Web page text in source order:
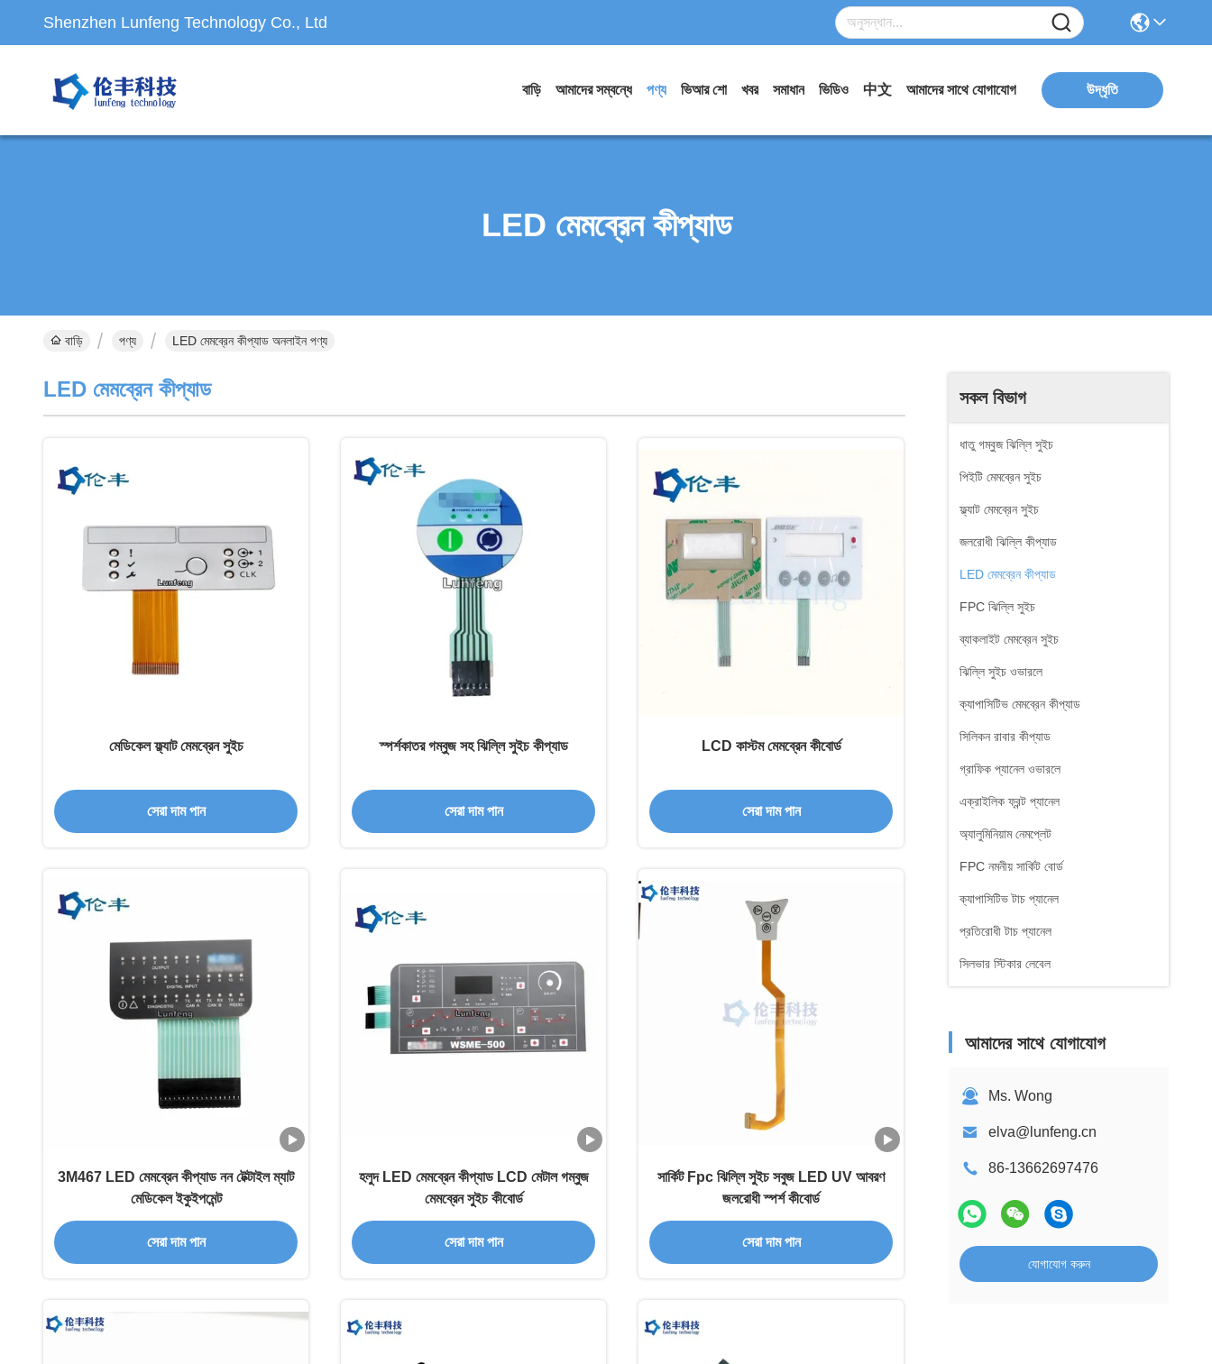
Shenzhen Lunfeng Technology Co., Ltd
বাড়ি আমাদের সম্বন্ধে পণ্য ভিআর শো খবর সমাধান ভিডিও 中文 আমাদের সাথে যোগাযোগ উদ্ধৃতি
LED মেমব্রেন কীপ্যাড
বাড়ি পণ্য LED মেমব্রেন কীপ্যাড অনলাইন পণ্য
সকল বিভাগ
ধাতু গম্বুজ ঝিল্লি সুইচ
পিইটি মেমব্রেন সুইচ
ফ্ল্যাট মেমব্রেন সুইচ
জলরোধী ঝিল্লি কীপ্যাড
LED মেমব্রেন কীপ্যাড
FPC ঝিল্লি সুইচ
ব্যাকলাইট মেমব্রেন সুইচ
ঝিল্লি সুইচ ওভারলে
ক্যাপাসিটিভ মেমব্রেন কীপ্যাড
সিলিকন রাবার কীপ্যাড
গ্রাফিক প্যানেল ওভারলে
এক্রাইলিক ফ্রন্ট প্যানেল
অ্যালুমিনিয়াম নেমপ্লেট
FPC নমনীয় সার্কিট বোর্ড
ক্যাপাসিটিভ টাচ প্যানেল
প্রতিরোধী টাচ প্যানেল
সিলভার স্টিকার লেবেল
আমাদের সাথে যোগাযোগ
Ms. Wong
elva@lunfeng.cn
86-13662697476
যোগাযোগ করুন
LED মেমব্রেন কীপ্যাড
মেডিকেল ফ্ল্যাট মেমব্রেন সুইচ
সেরা দাম পান
স্পর্শকাতর গম্বুজ সহ ঝিল্লি সুইচ কীপ্যাড
সেরা দাম পান
LCD কাস্টম মেমব্রেন কীবোর্ড
সেরা দাম পান
3M467 LED মেমব্রেন কীপ্যাড নন টেক্টাইল ম্যাট
মেডিকেল ইকুইপমেন্ট
সেরা দাম পান
হলুদ LED মেমব্রেন কীপ্যাড LCD মেটাল গম্বুজ
মেমব্রেন সুইচ কীবোর্ড
সেরা দাম পান
সার্কিট Fpc ঝিল্লি সুইচ সবুজ LED UV আবরণ
জলরোধী স্পর্শ কীবোর্ড
সেরা দাম পান